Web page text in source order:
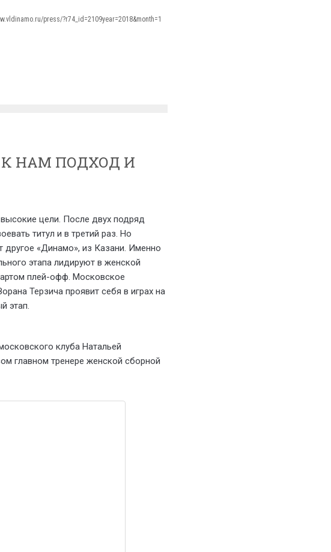
press/?r74_id=2109year=2018&month=1
К НАМ ПОДХОД И
цели. После двух подряд
титул и в третий раз. Но
другое «Динамо», из Казани. Именно
этапа лидируют в женской
плей-офф. Московское
Терзича проявит себя в играх на
этап.
клуба Натальей
главном тренере женской сборной